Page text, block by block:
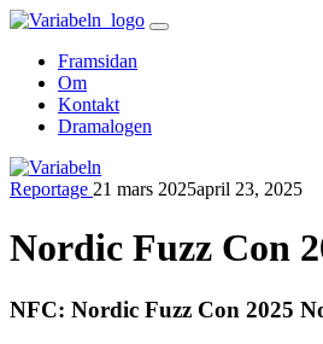
Skip
contentFramsidan
Om
Kontakt
Dramalogen
Reportage 21 mars 2025april 23, 2025
Nordic Fuzz Con
NFC: Nordic Fuzz Con 2025